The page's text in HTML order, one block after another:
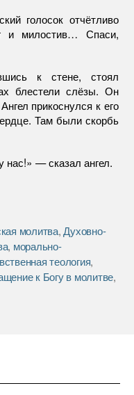
голосок отчётливо
и милостив… Спаси,
к стене, стоял
блестели слёзы. Он
прикоснулся к его
Там были скорбь
— сказал ангел.
молитва,Духовно-
, морально-
теология,
к Богу в молитве,